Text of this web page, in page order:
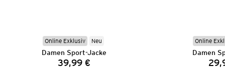
Online Exklusiv Neu
Damen Sport-Jacke
Preis:
39,99 €
Online
Damen